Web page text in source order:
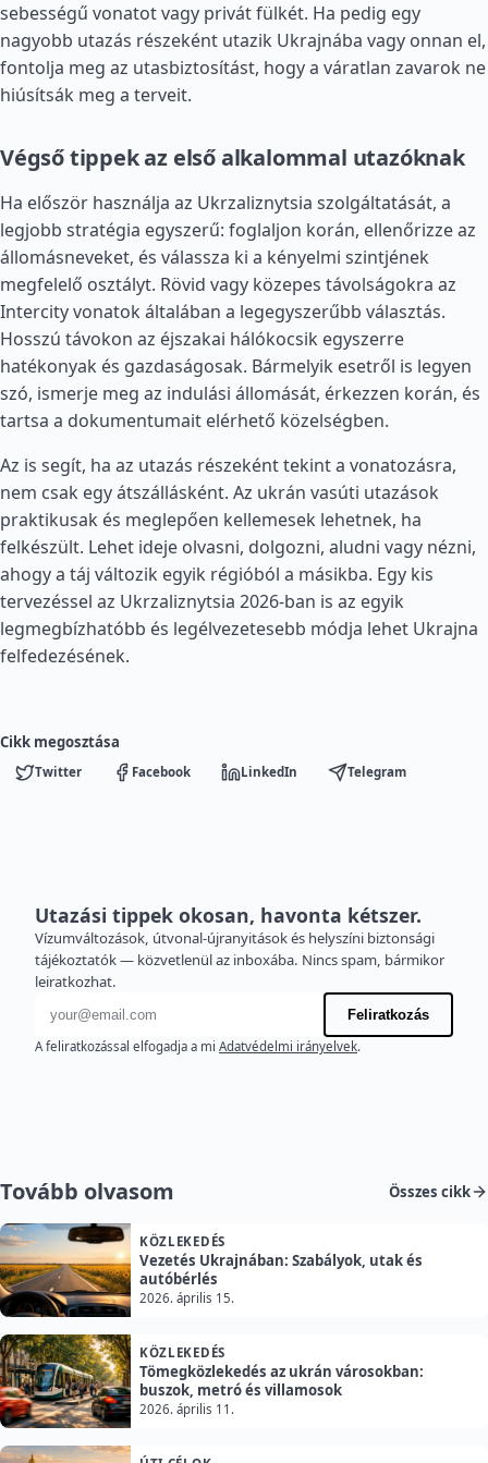
sebességű vonatot vagy privát fülkét. Ha pedig egy
nagyobb utazás részeként utazik Ukrajnába vagy onnan el,
fontolja meg az utasbiztosítást, hogy a váratlan zavarok ne
hiúsítsák meg a terveit.
Végső tippek az első alkalommal utazóknak
Ha először használja az Ukrzaliznytsia szolgáltatását, a
legjobb stratégia egyszerű: foglaljon korán, ellenőrizze az
állomásneveket, és válassza ki a kényelmi szintjének
megfelelő osztályt. Rövid vagy közepes távolságokra az
Intercity vonatok általában a legegyszerűbb választás.
Hosszú távokon az éjszakai hálókocsik egyszerre
hatékonyak és gazdaságosak. Bármelyik esetről is legyen
szó, ismerje meg az indulási állomását, érkezzen korán, és
tartsa a dokumentumait elérhető közelségben.
Az is segít, ha az utazás részeként tekint a vonatozásra,
nem csak egy átszállásként. Az ukrán vasúti utazások
praktikusak és meglepően kellemesek lehetnek, ha
felkészült. Lehet ideje olvasni, dolgozni, aludni vagy nézni,
ahogy a táj változik egyik régióból a másikba. Egy kis
tervezéssel az Ukrzaliznytsia 2026-ban is az egyik
legmegbízhatóbb és legélvezetesebb módja lehet Ukrajna
felfedezésének.
Cikk megosztása
Twitter Facebook LinkedIn Telegram
Utazási tippek okosan, havonta kétszer.
Vízumváltozások, útvonal-újranyitások és helyszíni biztonsági
tájékoztatók — közvetlenül az inboxába. Nincs spam, bármikor
leiratkozhat.
E-mail cím
Feliratkozás
A feliratkozással elfogadja a mi Adatvédelmi irányelvek.
Tovább olvasom Összes cikk
KÖZLEKEDÉS
Vezetés Ukrajnában: Szabályok, utak és
autóbérlés
2026. április 15.
KÖZLEKEDÉS
Tömegközlekedés az ukrán városokban:
buszok, metró és villamosok
2026. április 11.